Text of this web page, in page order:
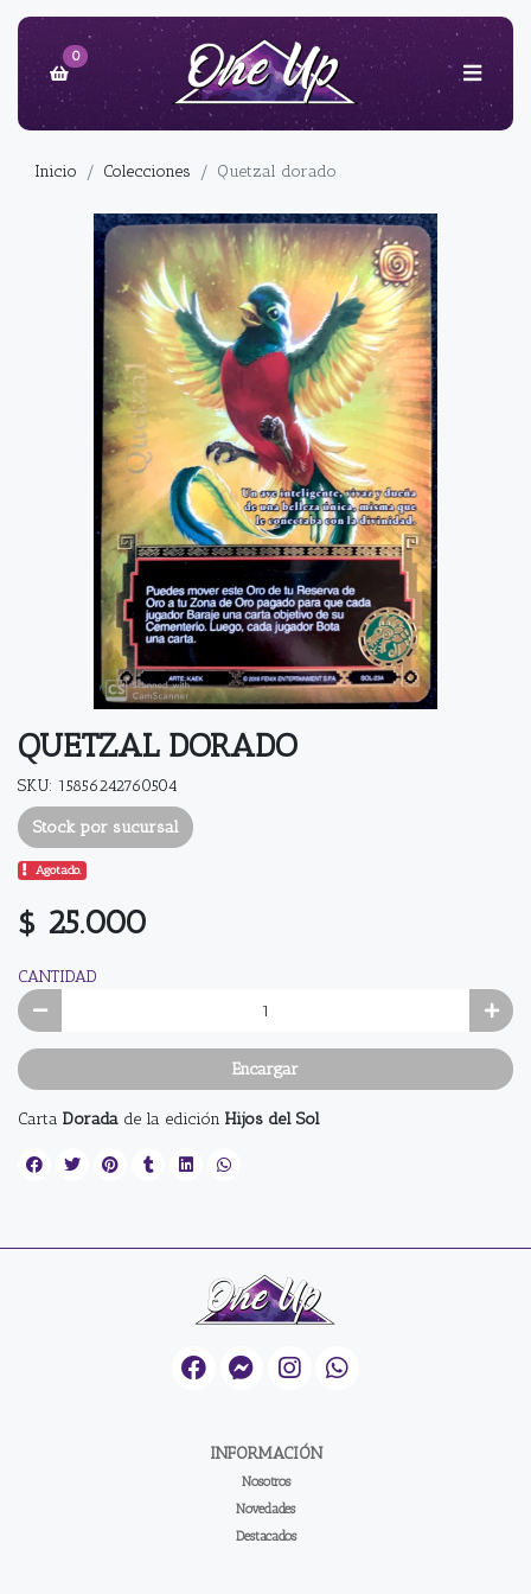
0
Inicio Colecciones Quetzal dorado
QUETZAL DORADO
SKU: 15856242760504
Stock por sucursal
Agotado.
$ 25.000
CANTIDAD
Encargar
Carta Dorada de la edición Hijos del Sol
INFORMACIÓN
Nosotros
Novedades
Destacados